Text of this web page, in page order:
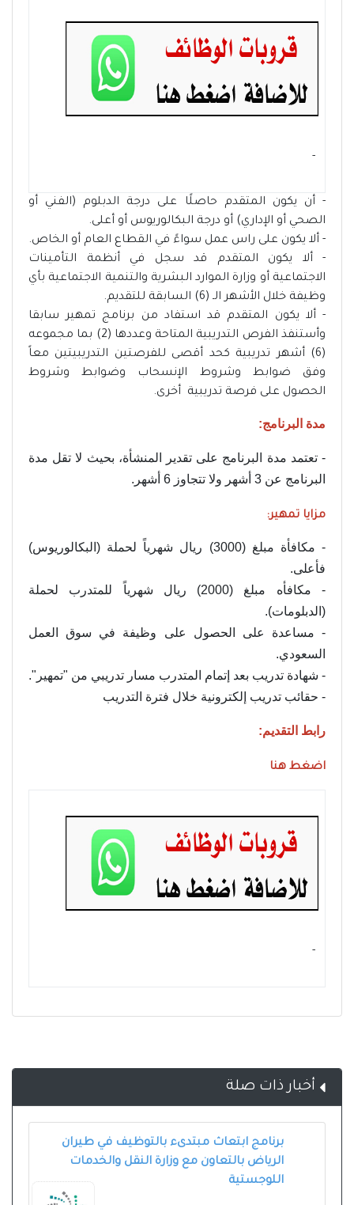
- ‏
- أن يكون المتقدم حاصلًا على درجة الدبلوم (الفني أو
الصحي أو الإداري) أو درجة البكالوريوس أو أعلى.
- ألا يكون على راس عمل سواءً في القطاع العام أو الخاص.
- ألا يكون المتقدم قد سجل في أنظمة التأمينات
الاجتماعية أو وزارة الموارد البشرية والتنمية الاجتماعية بأي
وظيفة خلال الأشهر الـ (6) السابقة للتقديم.
- ألا يكون المتقدم قد استفاد من برنامج تمهير سابقا
وأستنفذ الفرص التدريبية المتاحة وعددها (2) بما مجموعه
(6) أشهر تدريبية كحد أقصى للفرصتين التدريبيتين معاً
وفق ضوابط وشروط الإنسحاب وضوابط وشروط
الحصول على فرصة تدريبية أخرى.
مدة البرنامج:
- تعتمد مدة البرنامج على تقدير المنشأة، بحيث لا تقل مدة
البرنامج عن 3 أشهر ولا تتجاوز 6 أشهر.
مزايا تمهير:
- مكافأة مبلغ (3000) ريال شهرياً لحملة (البكالوريوس)
فأعلى.
- مكافأه مبلغ (2000) ريال شهرياً للمتدرب لحملة
(الدبلومات).
- مساعدة على الحصول على وظيفة في سوق العمل
السعودي.
- شهادة تدريب بعد إتمام المتدرب مسار تدريبي من "تمهير".
- حقائب تدريب إلكترونية خلال فترة التدريب
رابط التقديم:
اضغط هنا
- ‏
أخبار ذات صلة
برنامج ابتعاث مبتدىء بالتوظيف في طيران
الرياض بالتعاون مع وزارة النقل والخدمات
اللوجستية